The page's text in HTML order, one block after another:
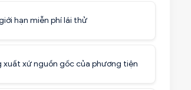
hạn miễn phí lái thử
xuất xứ nguồn gốc của phương tiện